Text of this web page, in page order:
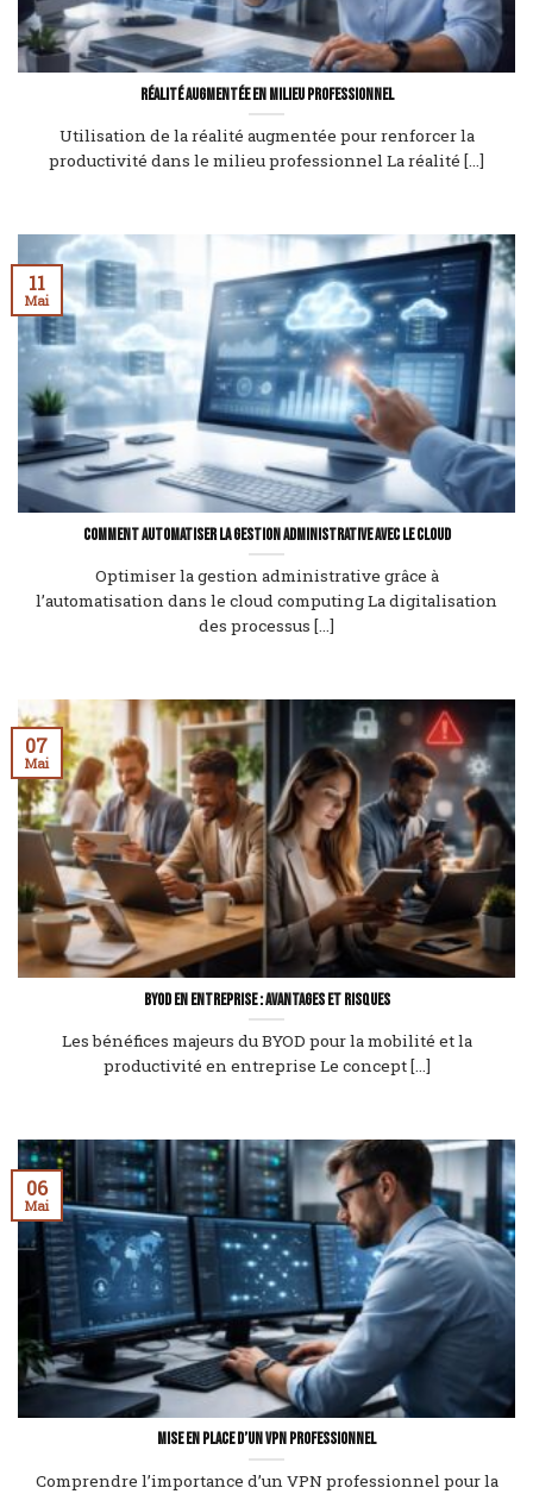
Réalité augmentée en milieu professionnel
Utilisation de la réalité augmentée pour renforcer la
productivité dans le milieu professionnel La réalité [...]
Comment automatiser la gestion administrative avec le cloud
Optimiser la gestion administrative grâce à
l’automatisation dans le cloud computing La digitalisation
des processus [...]
11
Mai
BYOD en entreprise : avantages et risques
Les bénéfices majeurs du BYOD pour la mobilité et la
productivité en entreprise Le concept [...]
07
Mai
Mise en place d’un VPN professionnel
Comprendre l’importance d’un VPN professionnel pour la
06
Mai